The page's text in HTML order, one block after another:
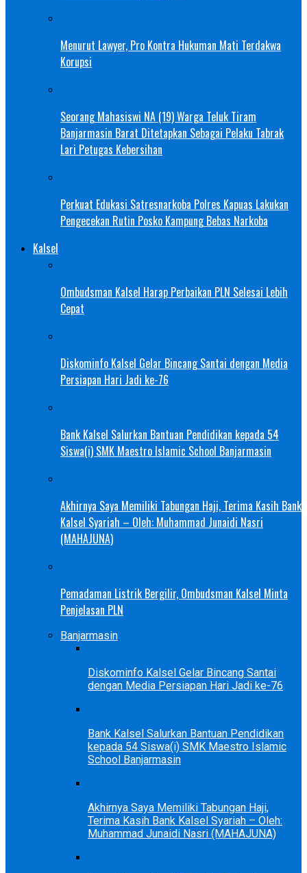
Menurut Lawyer, Pro Kontra Hukuman Mati Terdakwa
Korupsi
Seorang Mahasiswi NA (19) Warga Teluk Tiram
Banjarmasin Barat Ditetapkan Sebagai Pelaku Tabrak
Lari Petugas Kebersihan
Perkuat Edukasi Satresnarkoba Polres Kapuas Lakukan
Pengecekan Rutin Posko Kampung Bebas Narkoba
Kalsel
Ombudsman Kalsel Harap Perbaikan PLN Selesai Lebih
Cepat
Diskominfo Kalsel Gelar Bincang Santai dengan Media
Persiapan Hari Jadi ke-76
Bank Kalsel Salurkan Bantuan Pendidikan kepada 54
Siswa(i) SMK Maestro Islamic School Banjarmasin
Akhirnya Saya Memiliki Tabungan Haji, Terima Kasih Bank
Kalsel Syariah – Oleh: Muhammad Junaidi Nasri
(MAHAJUNA)
Pemadaman Listrik Bergilir, Ombudsman Kalsel Minta
Penjelasan PLN
Banjarmasin
Diskominfo Kalsel Gelar Bincang Santai
dengan Media Persiapan Hari Jadi ke-76
Bank Kalsel Salurkan Bantuan Pendidikan
kepada 54 Siswa(i) SMK Maestro Islamic
School Banjarmasin
Akhirnya Saya Memiliki Tabungan Haji,
Terima Kasih Bank Kalsel Syariah – Oleh:
Muhammad Junaidi Nasri (MAHAJUNA)